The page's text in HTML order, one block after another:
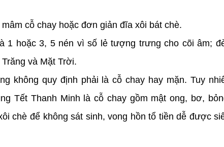
cỗ chay hoặc đơn giản đĩa xôi bát chè.
1 hoặc 3, 5 nén vì số lẻ tượng trưng cho cõi âm;
và Mặt Trời.
không quy định phải là cỗ chay hay mặn. Tuy
Tết Thanh Minh là cỗ chay gồm mật ong, bơ,
chè để không sát sinh, vong hồn tổ tiền dễ được